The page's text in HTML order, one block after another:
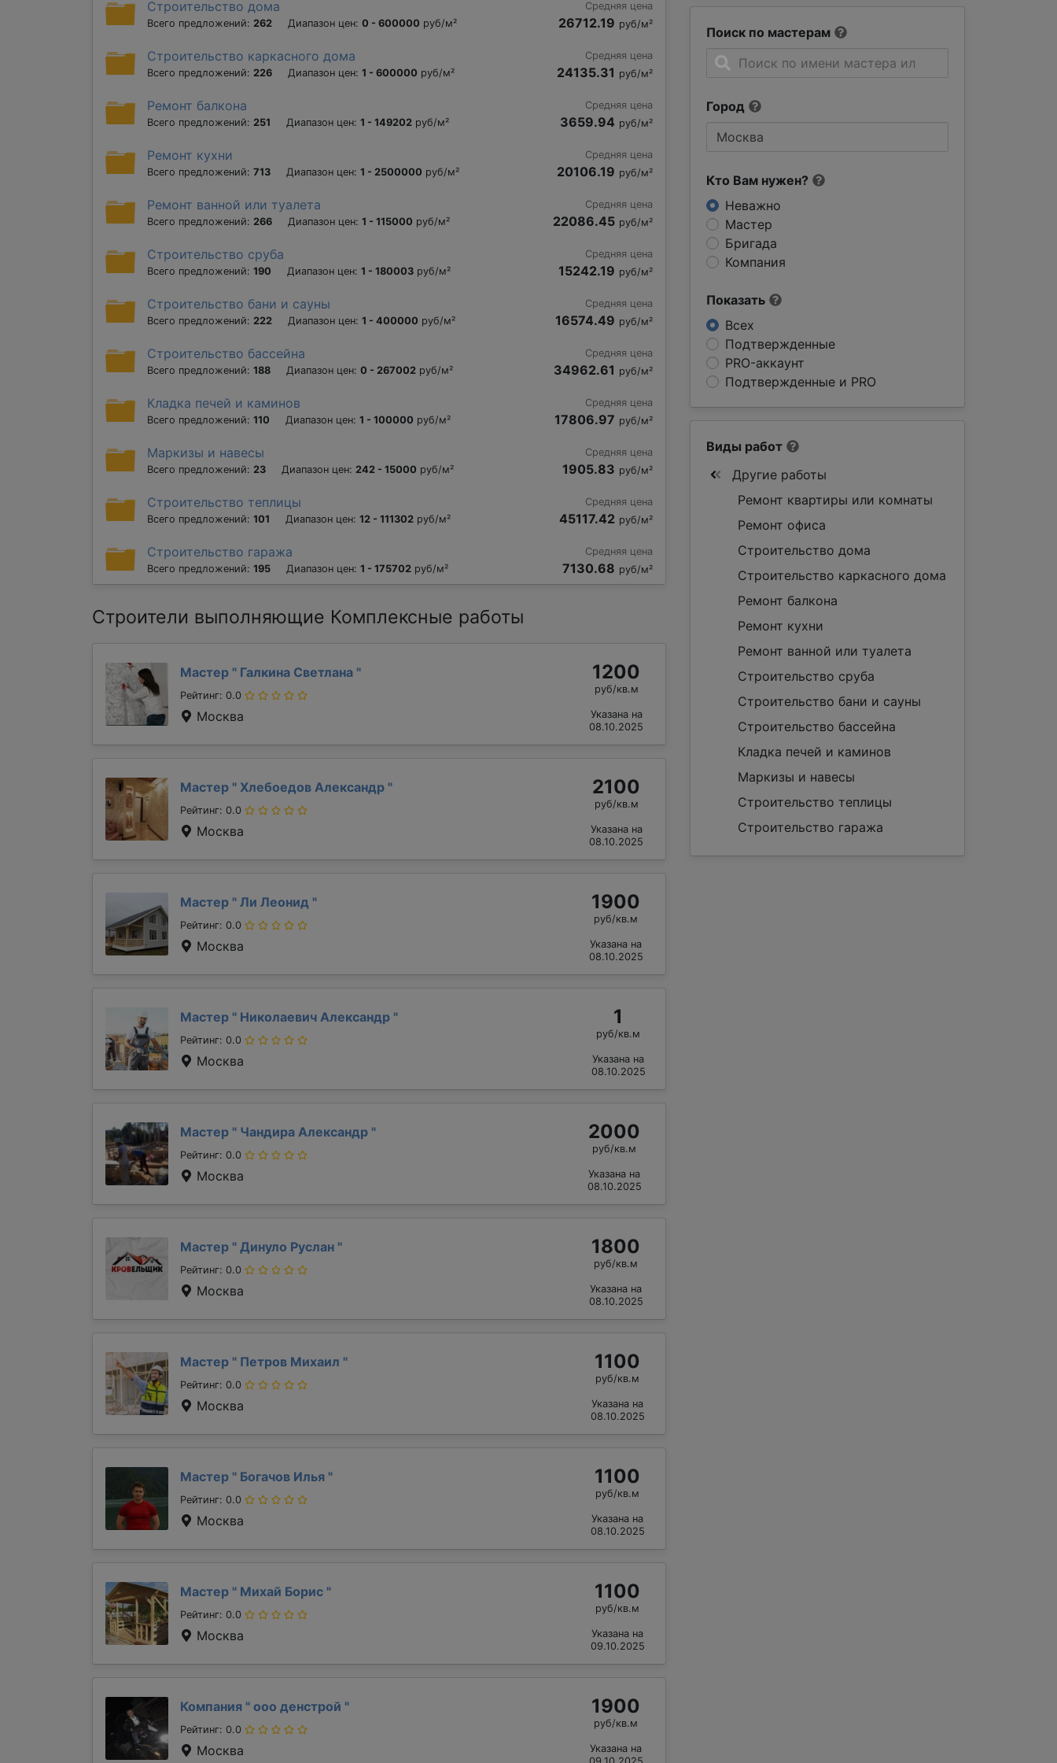
Поиск по мастерам
Город
Кто Вам нужен?
Неважно
Мастер
Бригада
Компания
Показать
Всех
Подтвержденные
PRO-аккаунт
Подтвержденные и PRO
Строительство дома
Всего предложений: 262 Диапазон цен: 0 - 600000 руб/м²
Средняя цена
26712.19 руб/м²
Строительство каркасного дома
Всего предложений: 226 Диапазон цен: 1 - 600000 руб/м²
Средняя цена
24135.31 руб/м²
Ремонт балкона
Всего предложений: 251 Диапазон цен: 1 - 149202 руб/м²
Средняя цена
3659.94 руб/м²
Ремонт кухни
Всего предложений: 713 Диапазон цен: 1 - 2500000 руб/м²
Средняя цена
20106.19 руб/м²
Ремонт ванной или туалета
Всего предложений: 266 Диапазон цен: 1 - 115000 руб/м²
Средняя цена
22086.45 руб/м²
Строительство сруба
Всего предложений: 190 Диапазон цен: 1 - 180003 руб/м²
Средняя цена
15242.19 руб/м²
Строительство бани и сауны
Всего предложений: 222 Диапазон цен: 1 - 400000 руб/м²
Средняя цена
16574.49 руб/м²
Строительство бассейна
Всего предложений: 188 Диапазон цен: 0 - 267002 руб/м²
Средняя цена
34962.61 руб/м²
Кладка печей и каминов
Всего предложений: 110 Диапазон цен: 1 - 100000 руб/м²
Средняя цена
17806.97 руб/м²
Маркизы и навесы
Всего предложений: 23 Диапазон цен: 242 - 15000 руб/м²
Средняя цена
1905.83 руб/м²
Строительство теплицы
Всего предложений: 101 Диапазон цен: 12 - 111302 руб/м²
Средняя цена
45117.42 руб/м²
Строительство гаража
Всего предложений: 195 Диапазон цен: 1 - 175702 руб/м²
Средняя цена
7130.68 руб/м²
Строители выполняющие Комплексные работы
Мастер " Галкина Светлана "
Рейтинг: 0.0
Москва
1200
руб/кв.м
Указана на
08.10.2025
Мастер " Хлебоедов Александр "
Рейтинг: 0.0
Москва
2100
руб/кв.м
Указана на
08.10.2025
Мастер " Ли Леонид "
Рейтинг: 0.0
Москва
1900
руб/кв.м
Указана на
08.10.2025
Мастер " Николаевич Александр "
Рейтинг: 0.0
Москва
1
руб/кв.м
Указана на
08.10.2025
Мастер " Чандира Александр "
Рейтинг: 0.0
Москва
2000
руб/кв.м
Указана на
08.10.2025
Мастер " Динуло Руслан "
Рейтинг: 0.0
Москва
1800
руб/кв.м
Указана на
08.10.2025
Мастер " Петров Михаил "
Рейтинг: 0.0
Москва
1100
руб/кв.м
Указана на
08.10.2025
Мастер " Богачов Илья "
Рейтинг: 0.0
Москва
1100
руб/кв.м
Указана на
08.10.2025
Мастер " Михай Борис "
Рейтинг: 0.0
Москва
1100
руб/кв.м
Указана на
09.10.2025
Компания " ооо денстрой "
Рейтинг: 0.0
Москва
1900
руб/кв.м
Указана на
Виды работ
Другие работы
Ремонт квартиры или комнаты
Ремонт офиса
Строительство дома
Строительство каркасного дома
Ремонт балкона
Ремонт кухни
Ремонт ванной или туалета
Строительство сруба
Строительство бани и сауны
Строительство бассейна
Кладка печей и каминов
Маркизы и навесы
Строительство теплицы
Строительство гаража